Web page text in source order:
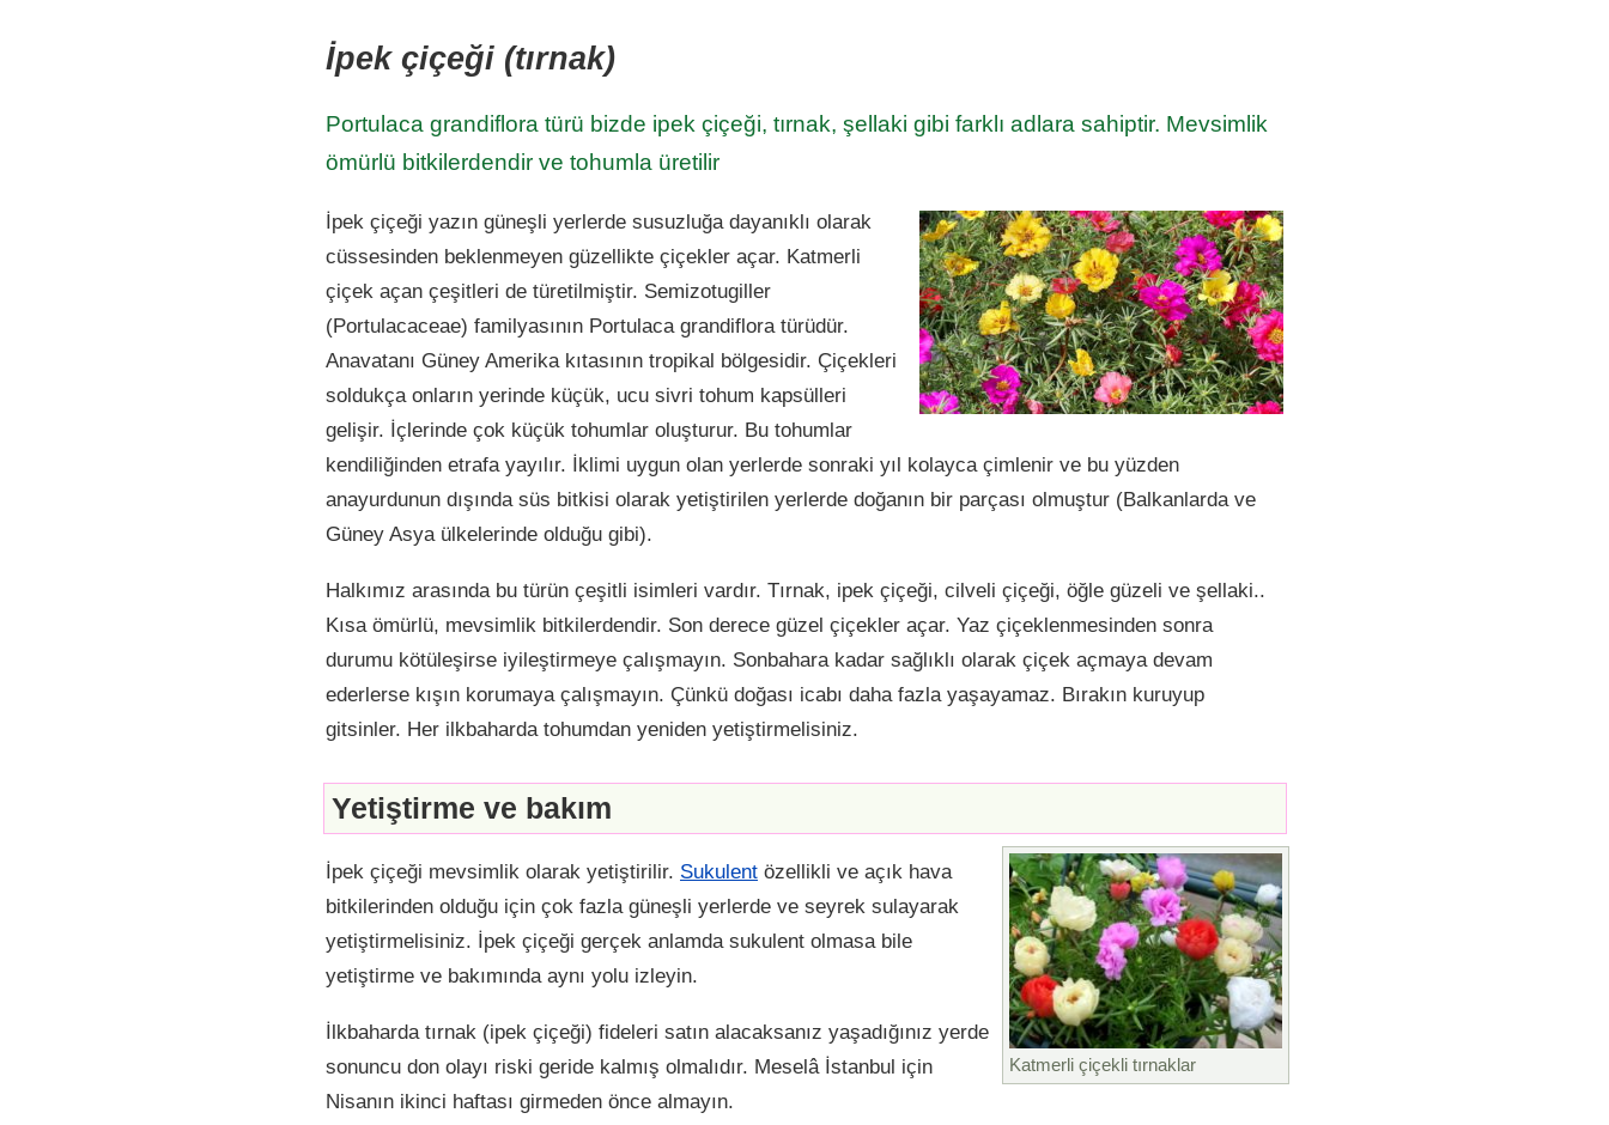
İpek çiçeği (tırnak)
Portulaca grandiflora türü bizde ipek çiçeği, tırnak, şellaki gibi farklı adlara sahiptir. Mevsimlik
ömürlü bitkilerdendir ve tohumla üretilir
İpek çiçeği yazın güneşli yerlerde susuzluğa dayanıklı olarak
cüssesinden beklenmeyen güzellikte çiçekler açar. Katmerli
çiçek açan çeşitleri de türetilmiştir. Semizotugiller
(Portulacaceae) familyasının Portulaca grandiflora türüdür.
Anavatanı Güney Amerika kıtasının tropikal bölgesidir. Çiçekleri
soldukça onların yerinde küçük, ucu sivri tohum kapsülleri
gelişir. İçlerinde çok küçük tohumlar oluşturur. Bu tohumlar
kendiliğinden etrafa yayılır. İklimi uygun olan yerlerde sonraki yıl kolayca çimlenir ve bu yüzden
anayurdunun dışında süs bitkisi olarak yetiştirilen yerlerde doğanın bir parçası olmuştur (Balkanlarda ve
Güney Asya ülkelerinde olduğu gibi).
Halkımız arasında bu türün çeşitli isimleri vardır. Tırnak, ipek çiçeği, cilveli çiçeği, öğle güzeli ve şellaki..
Kısa ömürlü, mevsimlik bitkilerdendir. Son derece güzel çiçekler açar. Yaz çiçeklenmesinden sonra
durumu kötüleşirse iyileştirmeye çalışmayın. Sonbahara kadar sağlıklı olarak çiçek açmaya devam
ederlerse kışın korumaya çalışmayın. Çünkü doğası icabı daha fazla yaşayamaz. Bırakın kuruyup
gitsinler. Her ilkbaharda tohumdan yeniden yetiştirmelisiniz.
Yetiştirme ve bakım
Katmerli çiçekli tırnaklar
İpek çiçeği mevsimlik olarak yetiştirilir. Sukulent özellikli ve açık hava
bitkilerinden olduğu için çok fazla güneşli yerlerde ve seyrek sulayarak
yetiştirmelisiniz. İpek çiçeği gerçek anlamda sukulent olmasa bile
yetiştirme ve bakımında aynı yolu izleyin.
İlkbaharda tırnak (ipek çiçeği) fideleri satın alacaksanız yaşadığınız yerde
sonuncu don olayı riski geride kalmış olmalıdır. Meselâ İstanbul için
Nisanın ikinci haftası girmeden önce almayın.